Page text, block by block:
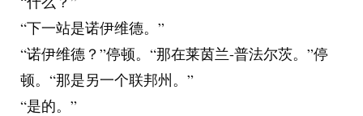
“下一站是诺伊维德。”
“诺伊维德？”停顿。“那在莱茵兰-普法尔茨。”停
顿。“那是另一个联邦州。”
“是的。”